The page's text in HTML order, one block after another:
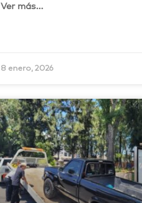
Ver más...
8 enero, 2026